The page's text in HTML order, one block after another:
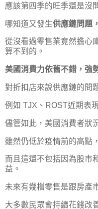
應該第四季的旺季還是沒
哪知道又發生供應鏈問題
從沒看過零售業竟然擔心
算不到的。
美國消費力依舊不錯，強
對折扣店來說供應鏈的問
例如 TJX、ROST近期表
儘管如此，美國消費者狀
雖然仍低於疫情前的高點
而且這還不包括因為股市
益。
未來有幾檔零售是跟房產
大多數民眾會持續花錢改